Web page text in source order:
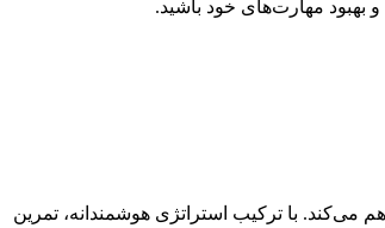
با ترکیب استراتژی هوشمندانه، تمرین